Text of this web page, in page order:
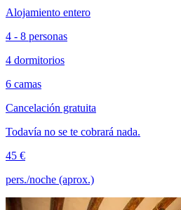
Alojamiento entero
4 - 8 personas
4 dormitorios
6 camas
Cancelación gratuita
Todavía no se te cobrará nada.
45 €
pers./noche (aprox.)